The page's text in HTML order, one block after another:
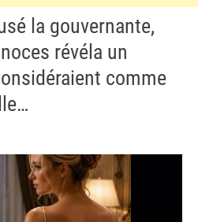
la gouvernante,
révéla un
comme